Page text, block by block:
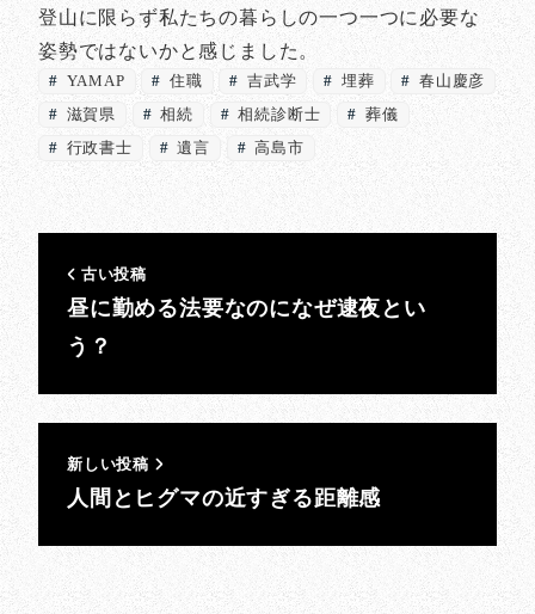
登山に限らず私たちの暮らしの一つ一つに必要な
姿勢ではないかと感じました。
YAMAP 住職 吉武学 埋葬
春山慶彦
滋賀県
相続 相続診断士
葬儀
行政書士
遺言 高島市
古い投稿
昼に勤める法要なのになぜ逮夜とい
う？
新しい投稿
人間とヒグマの近すぎる距離感